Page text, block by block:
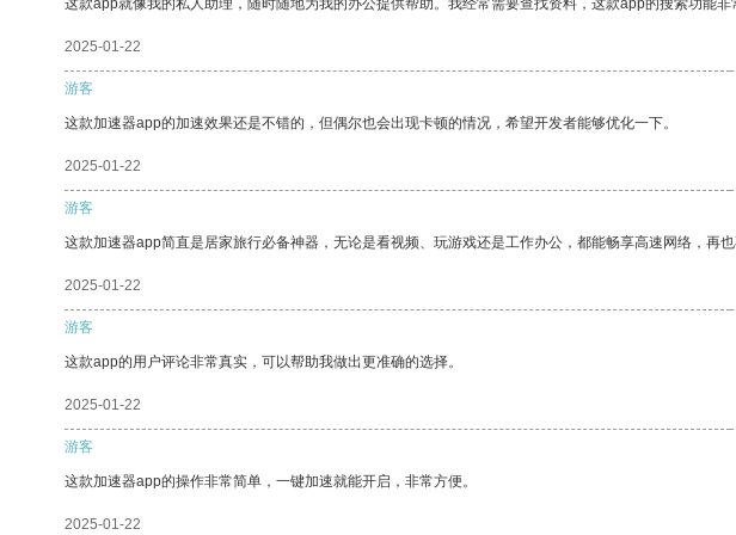
这款app就像我的私人助理，随时随地为我的办公提供帮助。我经常需要查找资料，这款app的搜索功能非
2025-01-22
游客
这款加速器app的加速效果还是不错的，但偶尔也会出现卡顿的情况，希望开发者能够优化一下。
2025-01-22
游客
这款加速器app简直是居家旅行必备神器，无论是看视频、玩游戏还是工作办公，都能畅享高速网络，再
2025-01-22
游客
这款app的用户评论非常真实，可以帮助我做出更准确的选择。
2025-01-22
游客
这款加速器app的操作非常简单，一键加速就能开启，非常方便。
2025-01-22